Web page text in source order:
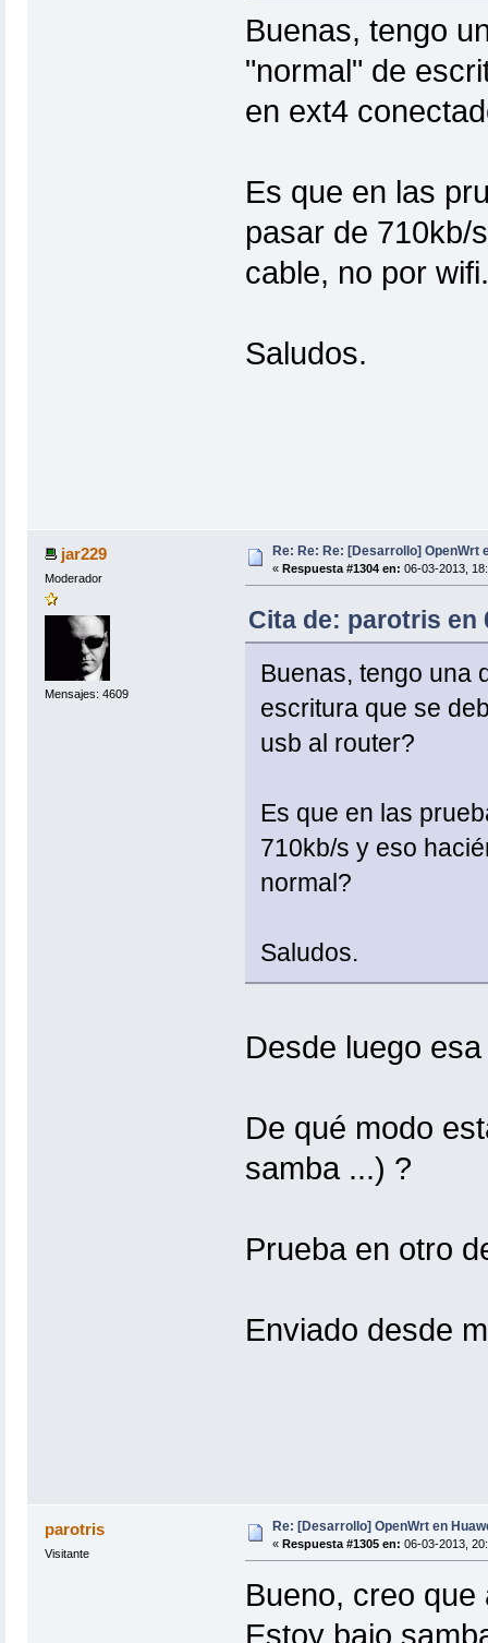
Buenas, tengo
"normal" de
en ext4
Es que en las
pasar de 710kb/
cable, no por
Saludos.
jar229
Moderador
Mensajes: 4609
Re: Re: Re: [Desarrollo] OpenWrt
« Respuesta #1304 en: 06-03-2013,
Cita de: parotris en
Buenas, tengo una
escritura que se
usb al router?
Es que en las
710kb/s y eso
normal?
Saludos.
Desde luego
De qué modo
samba ...) ?
Prueba en otro
Enviado desde
parotris
Visitante
Re: [Desarrollo] OpenWrt en
« Respuesta #1305 en: 06-03-2013,
Bueno, creo
Estoy bajo